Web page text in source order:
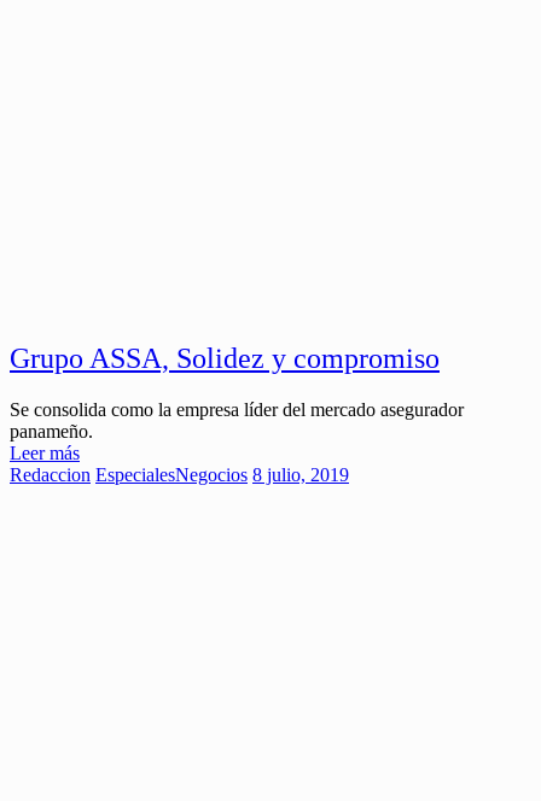
Grupo ASSA, Solidez y compromiso
Se consolida como la empresa líder del mercado asegurador
panameño.
Leer más
Redaccion EspecialesNegocios 8 julio, 2019